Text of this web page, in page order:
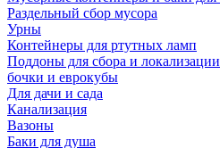
Раздельный сбор мусора
Урны
Контейнеры для ртутных ламп
Поддоны для сбора и
бочки и еврокубы
Для дачи и сада
Канализация
Вазоны
Баки для душа